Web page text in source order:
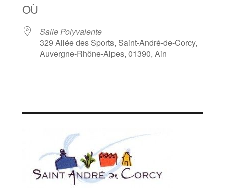
OÙ
Salle Polyvalente
329 Allée des Sports, Saint-André-de-Corcy,
Auvergne-Rhône-Alpes, 01390, Ain